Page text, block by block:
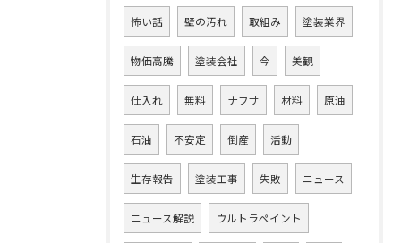
怖い話 壁の汚れ 取組み 塗装業界
物価高騰 塗装会社 今 美観
仕入れ 無料 ナフサ 材料 原油
石油 不安定 倒産 活動
生存報告 塗装工事 失敗 ニュース
ニュース解説 ウルトラペイント